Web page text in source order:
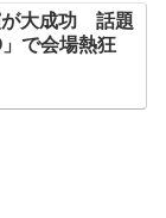
が大成功 話題
で会場熱狂